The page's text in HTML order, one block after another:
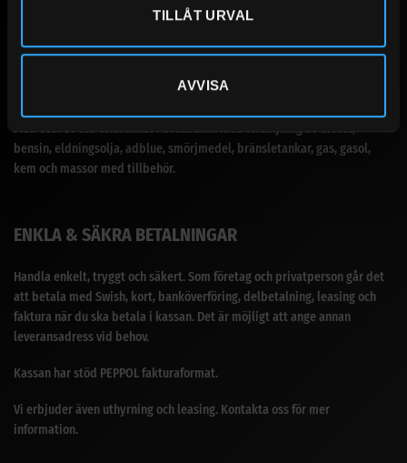
TILLÅT URVAL
AVVISA
Med över 30 års erfarenhet i branschen med försäljning av diesel,
bensin, eldningsolja, adblue, smörjmedel, bränsletankar, gas, gasol,
kem och massor med tillbehör.
ENKLA & SÄKRA BETALNINGAR
Handla enkelt, tryggt och säkert. Som företag och privatperson går det
att betala med Swish, kort, banköverföring, delbetalning, leasing och
faktura när du ska betala i kassan. Det är möjligt att ange annan
leveransadress vid behov.
Kassan har stöd PEPPOL fakturaformat.
Vi erbjuder även uthyrning och leasing. Kontakta oss för mer
information.